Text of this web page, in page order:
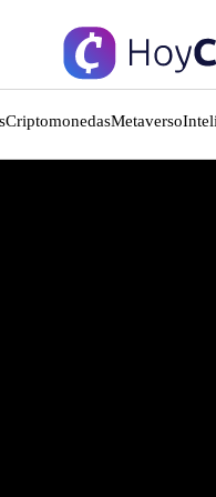
CriptomonedasMetaverso